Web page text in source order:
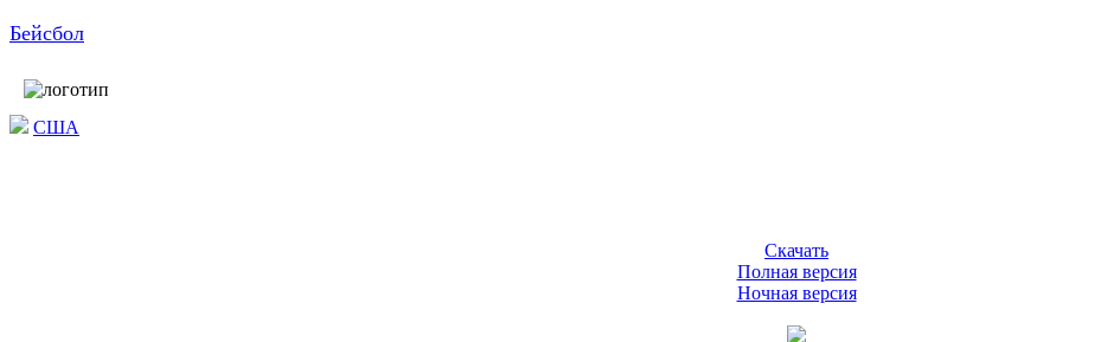
Бейсбол
США
Скачать
Полная версия
Ночная версия